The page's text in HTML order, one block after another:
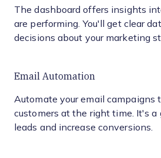
The dashboard offers insights
are performing. You'll get clear
decisions about your marketing
Email Automation
Automate your email campaigns
customers at the right time. It's a
leads and increase conversions.